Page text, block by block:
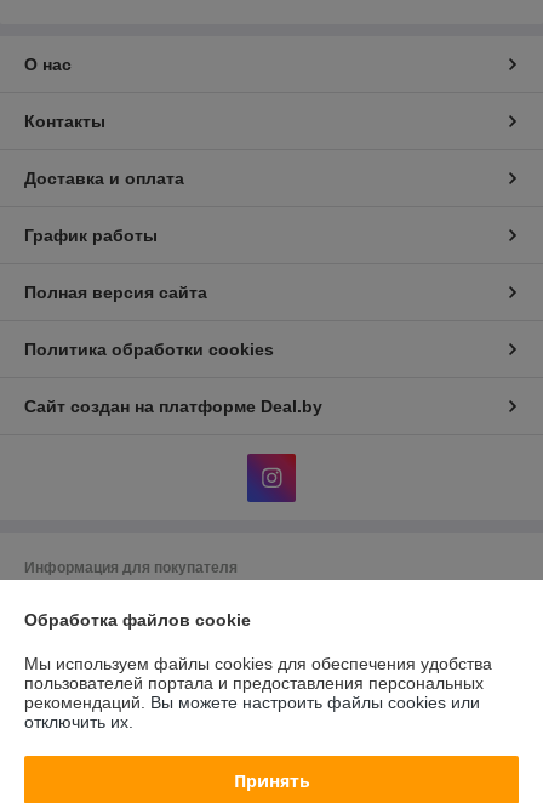
О нас
Контакты
Доставка и оплата
График работы
Полная версия сайта
Политика обработки cookies
Сайт создан на платформе Deal.by
Информация для покупателя
"АльгоТрейд"
вход с правого торца здания)
Регистрационный номер ЕГР: 591019949
Регистрационный орган: Гродненский городской исполнительный
Обработка файлов cookie
Мы используем файлы cookies для обеспечения удобства
пользователей портала и предоставления персональных
рекомендаций. Вы можете настроить файлы cookies или
отключить их.
Принять